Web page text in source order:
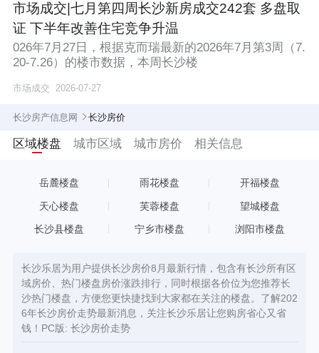
市场成交|七月第四周长沙新房成交242套 多盘取
证 下半年改善住宅竞争升温
026年7月27日，根据克而瑞最新的2026年7月第3周（7.
20-7.26）的楼市数据，本周长沙楼
市场成交 2026-07-27
长沙房产信息网 长沙房价
区域楼盘 城市区域 城市房价 相关信息
岳麓楼盘 雨花楼盘 开福楼盘
天心楼盘 芙蓉楼盘 望城楼盘
长沙县楼盘 宁乡市楼盘 浏阳市楼盘
长沙乐居为用户提供长沙房价8月最新行情，包含有长沙所有区
域房价、热门楼盘房价涨跌排行，同时根据各价位为您推荐长
沙热门楼盘，方便您更快捷找到大家都在关注的楼盘。了解202
6年长沙房价走势最新消息，关注长沙乐居让您购房省心又省
钱！PC版: 长沙房价走势